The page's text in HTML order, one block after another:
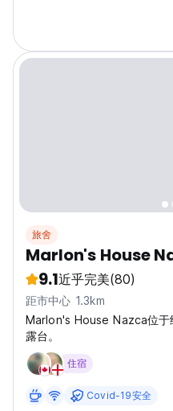
旅舍
Marlon's House
9.1近乎完美(80)
距市中心 1.3km
Marlon's House Nazca位于
露台。
住宿
Covid-19安全